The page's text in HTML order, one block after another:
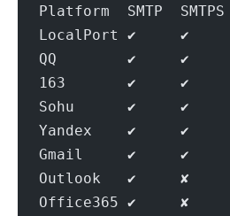
Platform  SMTP  SMTPS
LocalPort ✔
QQ        ✔     ✔
163       ✔     ✔
Sohu      ✔     ✔
Yandex    ✔
Gmail     ✔     ✔
Outlook   ✔
Office365 ✔